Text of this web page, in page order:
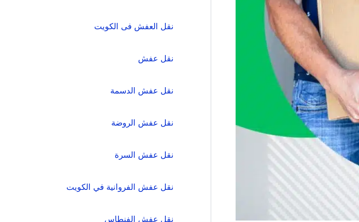
نقل العفش فى الكويت
نقل عفش
نقل عفش الدسمة
نقل عفش الروضة
نقل عفش السرة
نقل عفش الفروانية في الكويت
نقل عفش الفنطاس